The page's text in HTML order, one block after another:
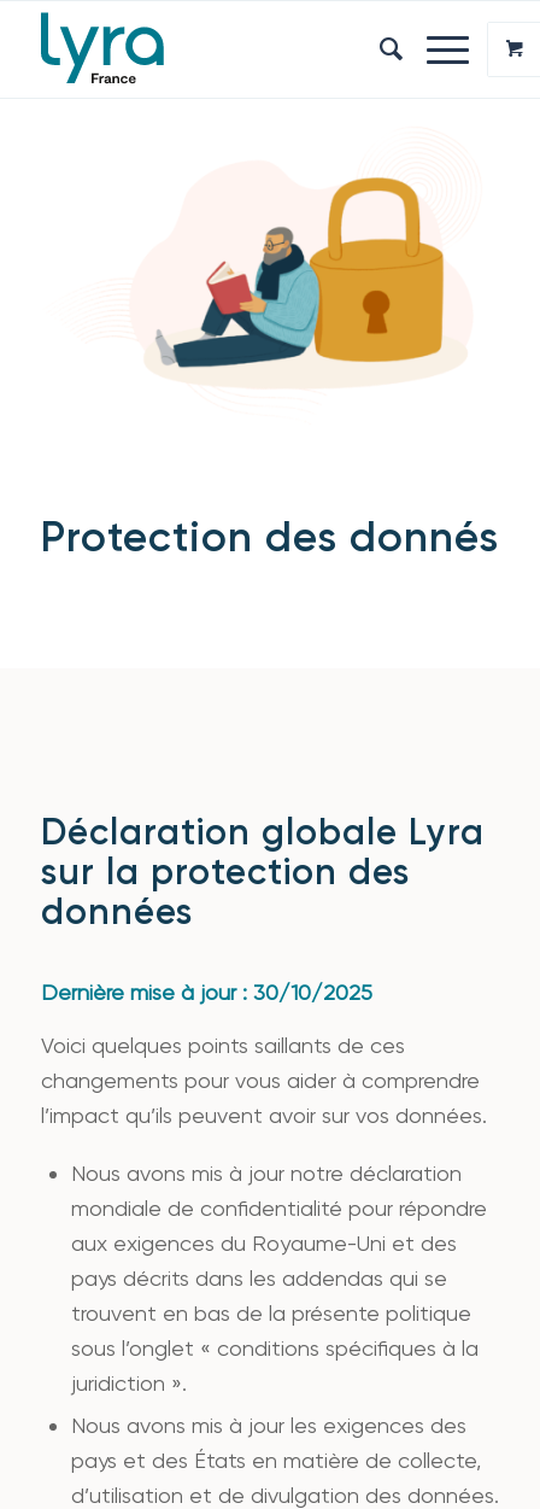
Protection des donnés
Déclaration globale Lyra
sur la protection des
données
Dernière mise à jour : 30/10/2025
Voici quelques points saillants de ces
changements pour vous aider à comprendre
l’impact qu’ils peuvent avoir sur vos données.
Nous avons mis à jour notre déclaration
mondiale de confidentialité pour répondre
aux exigences du Royaume-Uni et des
pays décrits dans les addendas qui se
trouvent en bas de la présente politique
sous l’onglet « conditions spécifiques à la
juridiction ».
Nous avons mis à jour les exigences des
pays et des États en matière de collecte,
d’utilisation et de divulgation des données.